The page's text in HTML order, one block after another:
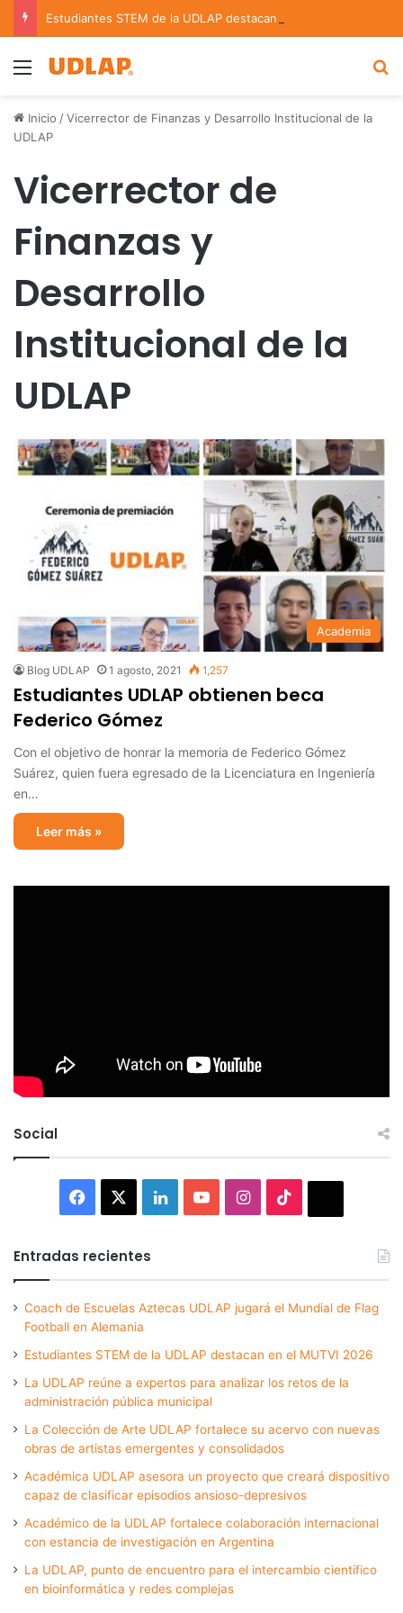
Menu
Inicio /Vicerrector de Finanzas y Desarrollo Institucional de la
UDLAP
Vicerrector de
Finanzas y
Desarrollo
Institucional de la
UDLAP
Academia
Blog UDLAP 1 agosto, 2021 1,257
Estudiantes UDLAP obtienen beca
Federico Gómez
Con el objetivo de honrar la memoria de Federico Gómez
Suárez, quien fuera egresado de la Licenciatura en Ingeniería
en…
Leer más »
Social
Facebook LinkedInYouTubeInstagram
Entradas recientes
Coach de Escuelas Aztecas UDLAP jugará el Mundial de Flag
Football en Alemania
Estudiantes STEM de la UDLAP destacan en el MUTVI 2026
La UDLAP reúne a expertos para analizar los retos de la
administración pública municipal
La Colección de Arte UDLAP fortalece su acervo con nuevas
obras de artistas emergentes y consolidados
Académica UDLAP asesora un proyecto que creará dispositivo
capaz de clasificar episodios ansioso-depresivos
Académico de la UDLAP fortalece colaboración internacional
con estancia de investigación en Argentina
La UDLAP, punto de encuentro para el intercambio científico
en bioinformática y redes complejas